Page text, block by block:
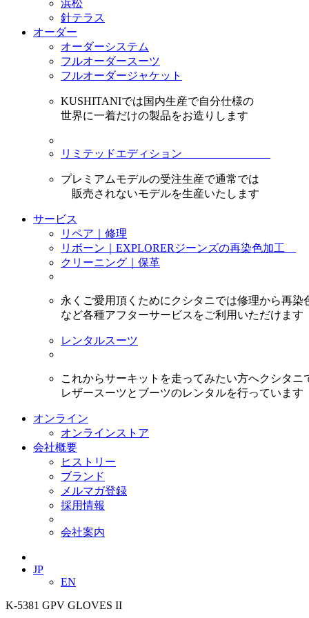
浜松
針テラス
オーダー
オーダーシステム
フルオーダースーツ
フルオーダージャケット
KUSHITANIでは国内生産で自分仕様の
世界に一着だけの製品をお造りします
リミテッドエディション
プレミアムモデルの受注生産で通常では
販売されないモデルを生産いたします
サービス
リペア｜修理
リボーン｜EXPLORERジーンズの再染色加工
クリーニング｜保革
永くご愛用頂くためにクシタニでは修理から再染
など各種アフターサービスをご利用いただけます
レンタルスーツ
これからサーキットを走ってみたい方へクシタニ
レザースーツとブーツのレンタルを行っています
オンライン
オンラインストア
会社概要
ヒストリー
ブランド
メルマガ登録
採用情報
会社案内
JP
EN
K-5381 GPV GLOVES II